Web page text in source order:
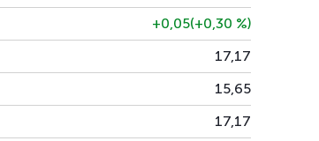
+0,05(+0,30 %)
17,17
15,65
17,17